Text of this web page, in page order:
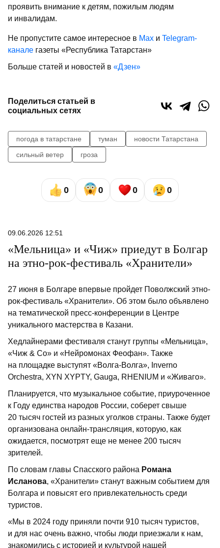
проявить внимание к детям, пожилым людям
и инвалидам.
Не пропустите самое интересное в Max и Telegram-
канале газеты «Республика Татарстан»
Больше статей и новостей в «Дзен»
Поделиться статьей в
социальных сетях
погода в татарстане туман
новости Татарстана
сильный ветер
гроза
0 0 0 0
09.06.2026 12:51
«Мельница» и «Чиж» приедут в Болгар
на этно-рок-фестиваль «Хранители»
27 июня в Болгаре впервые пройдет Поволжский этно-
рок-фестиваль «Хранители». Об этом было объявлено
на тематической пресс-конференции в Центре
уникального мастерства в Казани.
Хедлайнерами фестиваля станут группы «Мельница»,
«Чиж & Co» и «Нейромонах Феофан». Также
на площадке выступят «Волга-Волга», Inverno
Orchestra, XYN XYPTY, Gauga, RHENIUM и «Живаго».
Планируется, что музыкальное событие, приуроченное
к Году единства народов России, соберет свыше
20 тысяч гостей из разных уголков страны. Также будет
организована онлайн-трансляция, которую, как
ожидается, посмотрят еще не менее 200 тысяч
зрителей.
По словам главы Спасского района Романа
Исланова, «Хранители» станут важным событием для
Болгара и повысят его привлекательность среди
туристов.
«Мы в 2024 году приняли почти 910 тысяч туристов,
и для нас очень важно, чтобы люди приезжали к нам,
знакомились с историей и культурой нашей